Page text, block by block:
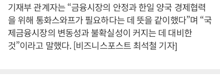
기재부 관계자는 “금융시장의 안정과 한일 양국 경제협력
을 위해 통화스와프가 필요하다는 데 뜻을 같이했다”며 “국
제금융시장의 변동성과 불확실성이 커지는 데 대비한
것”이라고 말했다. [비즈니스포스트 최석철 기자]